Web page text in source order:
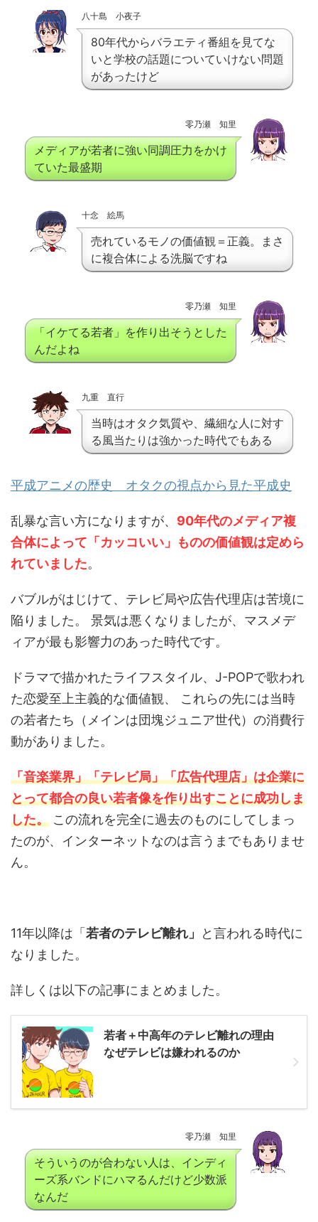
八十島 小夜子
80年代からバラエティ番組を見てな
いと学校の話題についていけない問題
があったけど
零乃瀬 知里
メディアが若者に強い同調圧力をかけ
ていた最盛期
十念 絵馬
売れているモノの価値観＝正義。まさ
に複合体による洗脳ですね
零乃瀬 知里
「イケてる若者」を作り出そうとした
んだよね
九重 直行
当時はオタク気質や、繊細な人に対す
る風当たりは強かった時代でもある
平成アニメの歴史 オタクの視点から見た平成史
乱暴な言い方になりますが、 90年代のメディア複
合体によって「カッコいい」ものの価値観は定めら
れていました。
バブルがはじけて、テレビ局や広告代理店は苦境に
陥りました。 景気は悪くなりましたが、マスメデ
ィアが最も影響力のあった時代です。
ドラマで描かれたライフスタイル、J-POPで歌われ
た恋愛至上主義的な価値観、 これらの先には当時
の若者たち（メインは団塊ジュニア世代）の消費行
動がありました。
「音楽業界」「テレビ局」「広告代理店」は企業に
とって都合の良い若者像を作り出すことに成功しま
した。 この流れを完全に過去のものにしてしまっ
たのが、インターネットなのは言うまでもありませ
ん。
11年以降は「 若者のテレビ離れ」
と言われる時代に
なりました。
詳しくは以下の記事にまとめました。
若者＋中高年のテレビ離れの理由
なぜテレビは嫌われるのか
零乃瀬 知里
そういうのが合わない人は、インディ
ーズ系バンドにハマるんだけど少数派
なんだ